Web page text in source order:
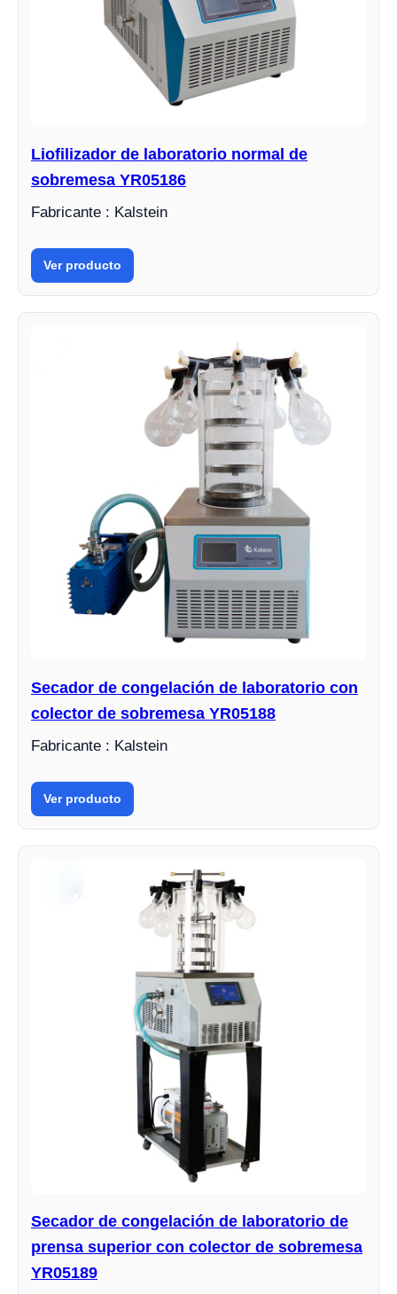
Liofilizador de laboratorio normal de
sobremesa YR05186
Fabricante : Kalstein
Ver producto
Secador de congelación de laboratorio con
colector de sobremesa YR05188
Fabricante : Kalstein
Ver producto
Secador de congelación de laboratorio de
prensa superior con colector de sobremesa
YR05189